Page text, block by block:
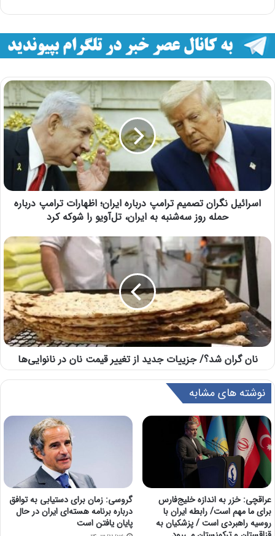
اسرائیل نگران تصمیم ترامپ درباره ایران؛ اظهارات ترامپ درباره
حمله روز سه‌شنبه به ایران، تل‌آویو را شوکه کرد
نان گران شد؟/ جزییات جدید از تغییر قیمت نان در نانوایی‌ها
نوشته های مشابه
عراقچی: خزر به اندازه خلیج‌فارس
برای ما مهم است/ رابطه ایران با
روسیه راهبردی است / پزشکیان به
گروسی: زمان برای دستیابی به توافق
درباره برنامه هسته‌ای ایران در حال
پایان یافتن است